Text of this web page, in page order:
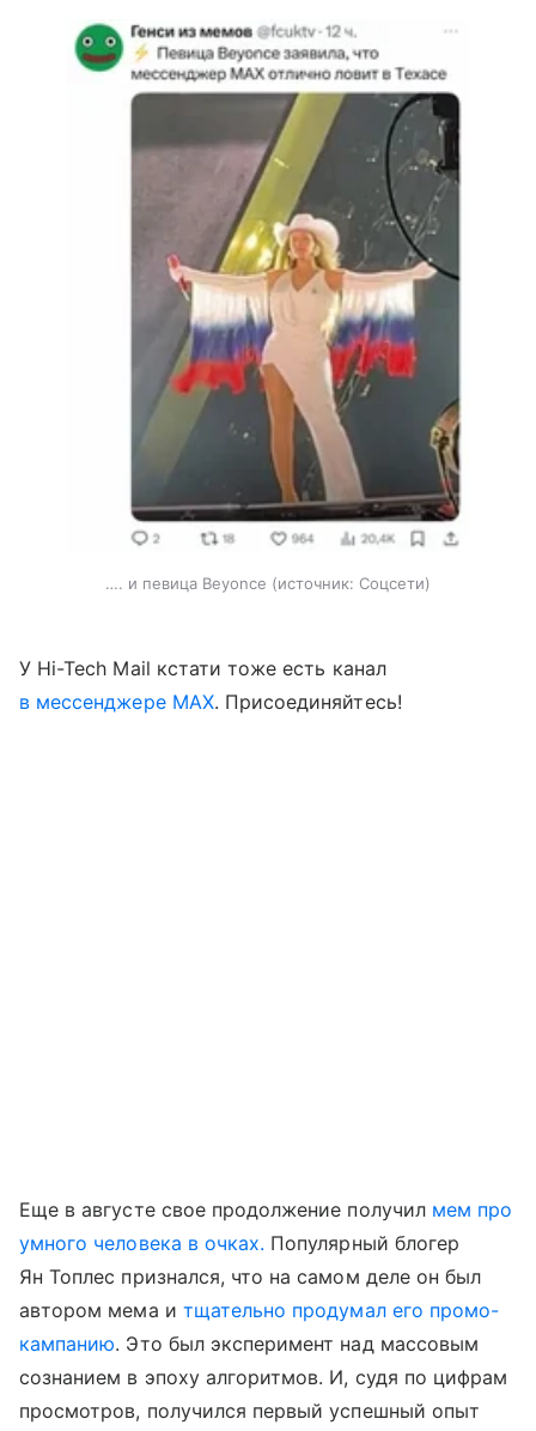
…. и певица Beyonce источник: Соцсети
У Hi-Tech Mail кстати тоже есть канал
в мессенджере MAX. Присоединяйтесь!
Еще в августе свое продолжение получил мем про
умного человека в очках. Популярный блогер
Ян Топлес признался, что на самом деле он был
автором мема и тщательно продумал его промо-
кампанию. Это был эксперимент над массовым
сознанием в эпоху алгоритмов. И, судя по цифрам
просмотров, получился первый успешный опыт